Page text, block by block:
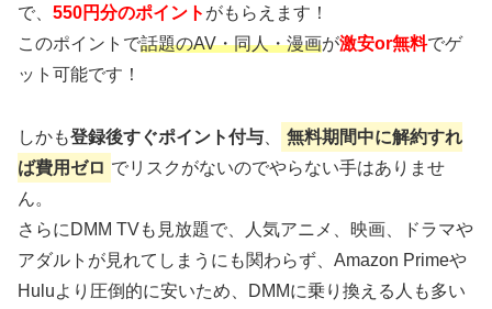
で、 550円分のポイント がもらえます！
このポイントで話題のAV・同人・漫画が激安or無料でゲ
ット可能です！
しかも登録後すぐポイント付与
無料期間中に解約すれ
ば費用ゼロ でリスクがないのでやらない手はありませ
ん。
さらにDMM TVも見放題で、人気アニメ、映画、ドラマや
アダルトが見れてしまうにも関わらず、Amazon Primeや
Huluより圧倒的に安いため、DMMに乗り換える人も多い